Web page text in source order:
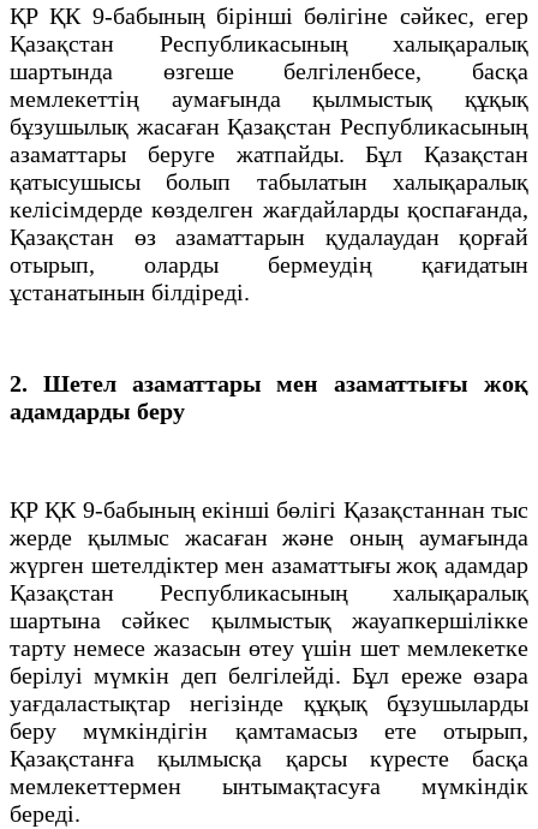
ҚР ҚК 9-бабының бірінші бөлігіне сәйкес, егер
Қазақстан Республикасының халықаралық
шартында өзгеше белгіленбесе, басқа
мемлекеттің аумағында қылмыстық құқық
бұзушылық жасаған Қазақстан Республикасының
азаматтары беруге жатпайды. Бұл Қазақстан
қатысушысы болып табылатын халықаралық
келісімдерде көзделген жағдайларды қоспағанда,
Қазақстан өз азаматтарын қудалаудан қорғай
отырып, оларды бермеудің қағидатын
ұстанатынын білдіреді.
2. Шетел азаматтары мен азаматтығы жоқ
адамдарды беру
ҚР ҚК 9-бабының екінші бөлігі Қазақстаннан тыс
жерде қылмыс жасаған және оның аумағында
жүрген шетелдіктер мен азаматтығы жоқ адамдар
Қазақстан Республикасының халықаралық
шартына сәйкес қылмыстық жауапкершілікке
тарту немесе жазасын өтеу үшін шет мемлекетке
берілуі мүмкін деп белгілейді. Бұл ереже өзара
уағдаластықтар негізінде құқық бұзушыларды
беру мүмкіндігін қамтамасыз ете отырып,
Қазақстанға қылмысқа қарсы күресте басқа
мемлекеттермен ынтымақтасуға мүмкіндік
береді.